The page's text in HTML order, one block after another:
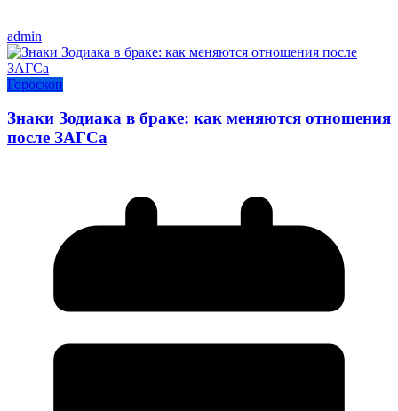
admin
Гороскоп
Знаки Зодиака в браке: как меняются отношения
после ЗАГСа